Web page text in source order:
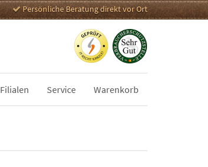
Persönliche Beratung direkt vor Ort
Filialen Service Warenkorb